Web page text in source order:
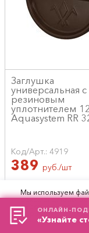
Заглушка
универсальная с
резиновым
уплотнителем
Aquasystem RR
Код/Арт.: 4919
389 руб./шт
Рассчитать
Мы используем
работу с сайтом,
обработки
пользования
ОНЛАЙН-